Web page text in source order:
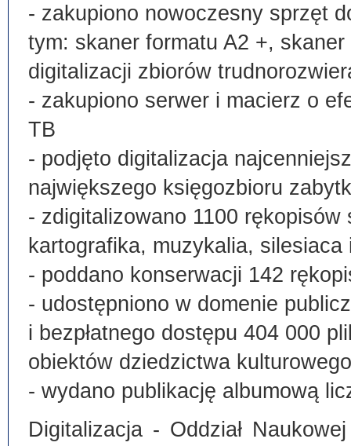
- zakupiono nowoczesny sprzęt
tym: skaner formatu A2 +,
digitalizacji zbiorów
- zakupiono serwer i macierz o
TB
- podjęto digitalizacja
największego księgozbioru
- zdigitalizowano 1100
kartografika, muzykalia, silesiaca
- poddano konserwacji 142
- udostępniono w domenie
i bezpłatnego dostępu 404 000
obiektów dziedzictwa kulturowego
- wydano publikację albumową
Digitalizacja - Oddział